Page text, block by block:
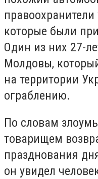
которые были
Один из них 27-
Молдовы,
на территории
ограблению.
По словам
товарищем
празднования
он увидел